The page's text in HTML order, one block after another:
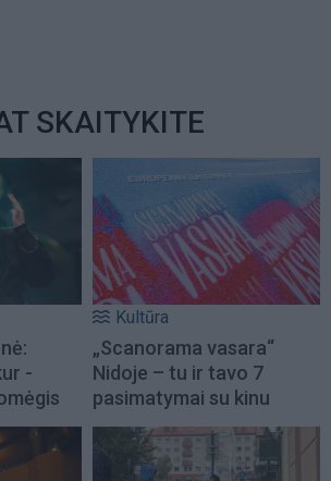
SKAITYKITE
-
Kultūra
„Scanorama vasara“
Nidoje – tu ir tavo 7
pasimatymai su kinu